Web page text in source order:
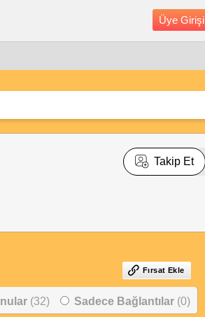
Üye Girişi
Takip Et
Fırsat Ekle
(32) Sadece Bağlantılar (0)